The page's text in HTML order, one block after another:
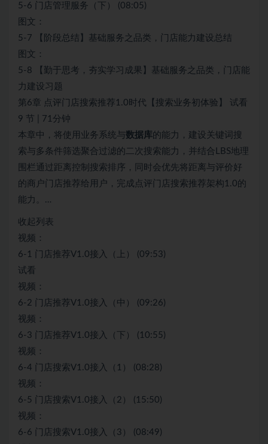
5-6 门店管理服务（下） (08:05)
图文：
5-7 【阶段总结】基础服务之品类，门店能力建设总结
图文：
5-8 【勤于思考，夯实学习成果】基础服务之品类，门店能
力建设习题
第6章 点评门店搜索推荐1.0时代【搜索业务初体验】 试看
9 节 | 71分钟
本章中，将使用业务系统与数据库的能力，建设关键词搜
索与多条件筛选聚合过滤的二次搜索能力，并结合LBS地理
围栏通过距离控制搜索排序，同时会优先将距离与评价好
的商户门店推荐给用户，完成点评门店搜索推荐架构1.0的
能力。…
收起列表
视频：
6-1 门店推荐V1.0接入（上） (09:53)
试看
视频：
6-2 门店推荐V1.0接入（中） (09:26)
视频：
6-3 门店推荐V1.0接入（下） (10:55)
视频：
6-4 门店搜索V1.0接入（1） (08:28)
视频：
6-5 门店搜索V1.0接入（2） (15:50)
视频：
6-6 门店搜索V1.0接入（3） (08:49)